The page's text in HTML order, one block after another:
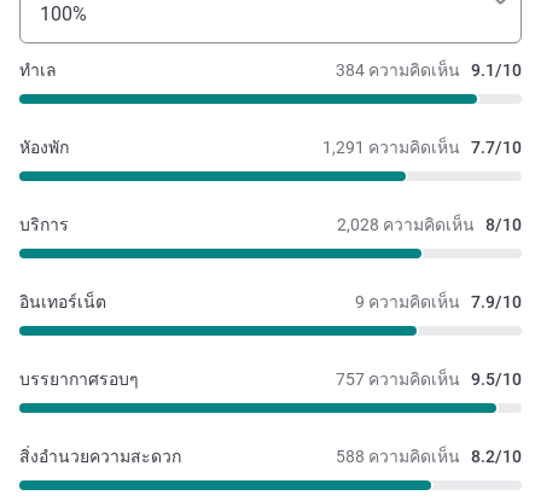
100%
384 ความคิดเห็น 9.1/10
ทำเล
1,291 ความคิดเห็น 7.7/10
หัองพัก
2,028 ความคิดเห็น 8/10
บริการ
9 ความคิดเห็น 7.9/10
อินเทอร์เน็ต
757 ความคิดเห็น 9.5/10
บรรยากาศรอบๆ
588 ความคิดเห็น 8.2/10
สิ่งอำนวยความสะดวก